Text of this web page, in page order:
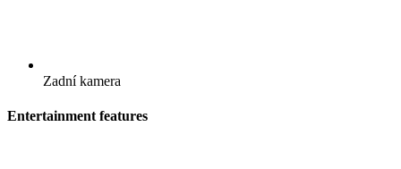
Zadní kamera
Entertainment features